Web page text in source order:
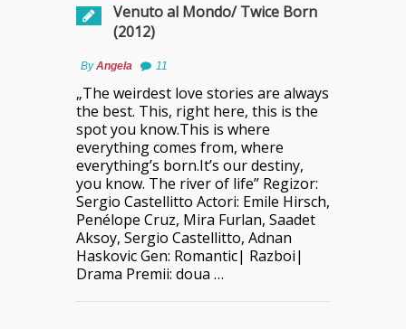
Venuto al Mondo/ Twice Born
(2012)
ByAngela 11
„The weirdest love stories are always
the best. This, right here, this is the
spot you know.This is where
everything comes from, where
everything’s born.It’s our destiny,
you know. The river of life” Regizor:
Sergio Castellitto Actori: Emile Hirsch,
Penélope Cruz, Mira Furlan, Saadet
Aksoy, Sergio Castellitto, Adnan
Haskovic Gen: Romantic| Razboi|
Drama Premii: doua …